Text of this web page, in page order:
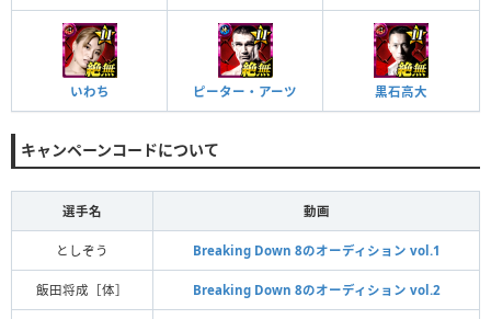
いわち ピーター・アーツ 黒石高大
キャンペーンコードについて
選手名 動画
としぞう Breaking Down 8のオーディション vol.1
飯田将成［体］ Breaking Down 8のオーディション vol.2